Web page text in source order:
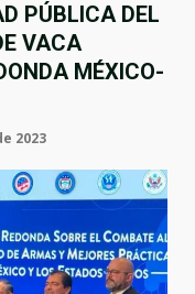
PÚBLICA DEL
VACA
MÉXICO-
2023